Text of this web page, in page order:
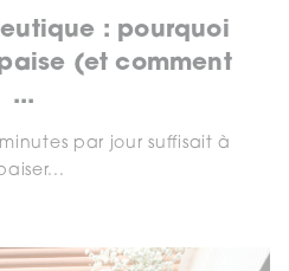
: pourquoi
(et comment
...
par jour suffisait à